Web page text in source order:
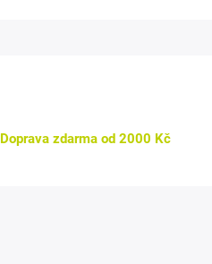
Doprava zdarma od 2000 Kč